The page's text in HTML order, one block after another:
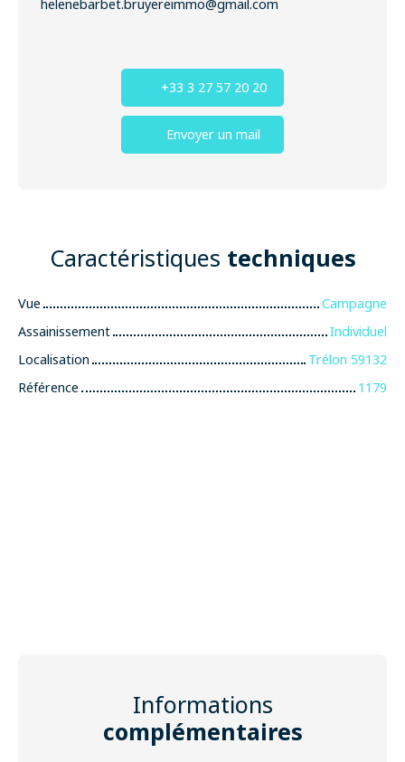
helenebarbet.bruyereimmo@gmail.com
+33 3 27 57 20 20
Envoyer un mail
Caractéristiques techniques
Vue
Campagne
Assainissement
Individuel
Localisation
Trélon 59132
Référence
1179
Informations
complémentaires